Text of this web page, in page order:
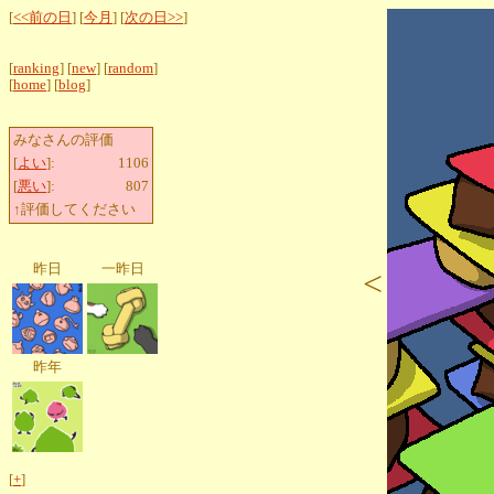
[<<前の日 ] [今月 ] [次の日>>]
[ranking] [new] [random]
[home] [blog]
みなさんの評価
[よい]:
1106
[悪い]:
807
↑評価してください
昨日 一昨日
昨年
[+]
<